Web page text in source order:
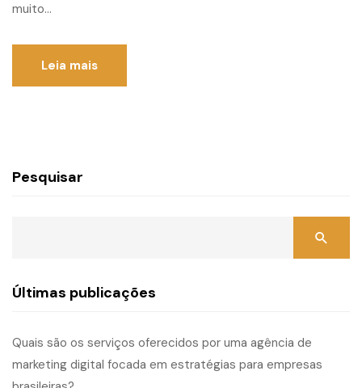
muito...
Leia mais
Pesquisar
Últimas publicações
Quais são os serviços oferecidos por uma agência de
marketing digital focada em estratégias para empresas